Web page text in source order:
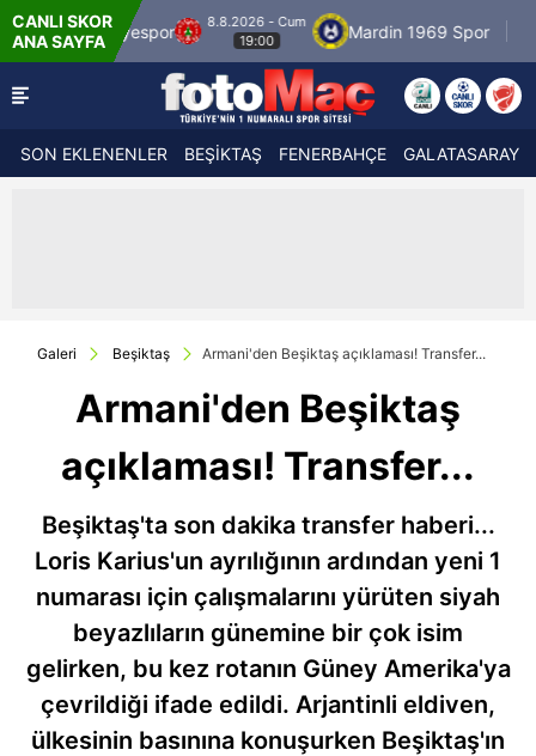
CANLI SKOR
ANA SAYFA
8.8.2026 - Cum
19:00
Mardin 1969 Spor Özbelsan Sivasspor
SON EKLENENLER BEŞİKTAŞ FENERBAHÇE GALATASARAY
Galeri Beşiktaş Armani'den Beşiktaş açıklaması! Transfer...
Armani'den Beşiktaş
açıklaması! Transfer...
Beşiktaş'ta son dakika transfer haberi...
Loris Karius'un ayrılığının ardından yeni 1
numarası için çalışmalarını yürüten siyah
beyazlıların günemine bir çok isim
gelirken, bu kez rotanın Güney Amerika'ya
çevrildiği ifade edildi. Arjantinli eldiven,
ülkesinin basınına konuşurken Beşiktaş'ın